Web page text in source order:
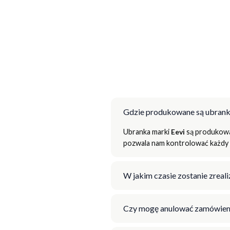
Gdzie produkowane są
Ubranka marki Eevi są
pozwala nam kontrolować
W jakim czasie zostanie
Czy mogę anulować